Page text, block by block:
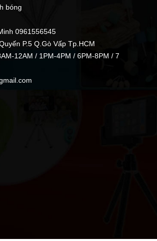
bóng
0961556545
P.5 Q.Gò Vấp Tp.HCM
12AM / 1PM-4PM / 6PM-8PM / 7